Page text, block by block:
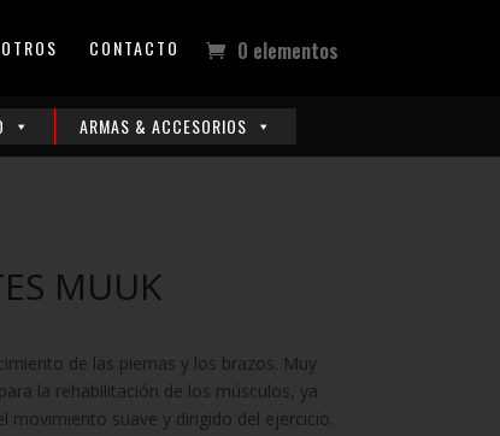
CONTACTO 0 elementos
ARMAS & ACCESORIOS
MUUK
de las piernas y los brazos. Muy
la rehabilitación de los músculos, ya
movimiento suave y dirigido del ejercicio.